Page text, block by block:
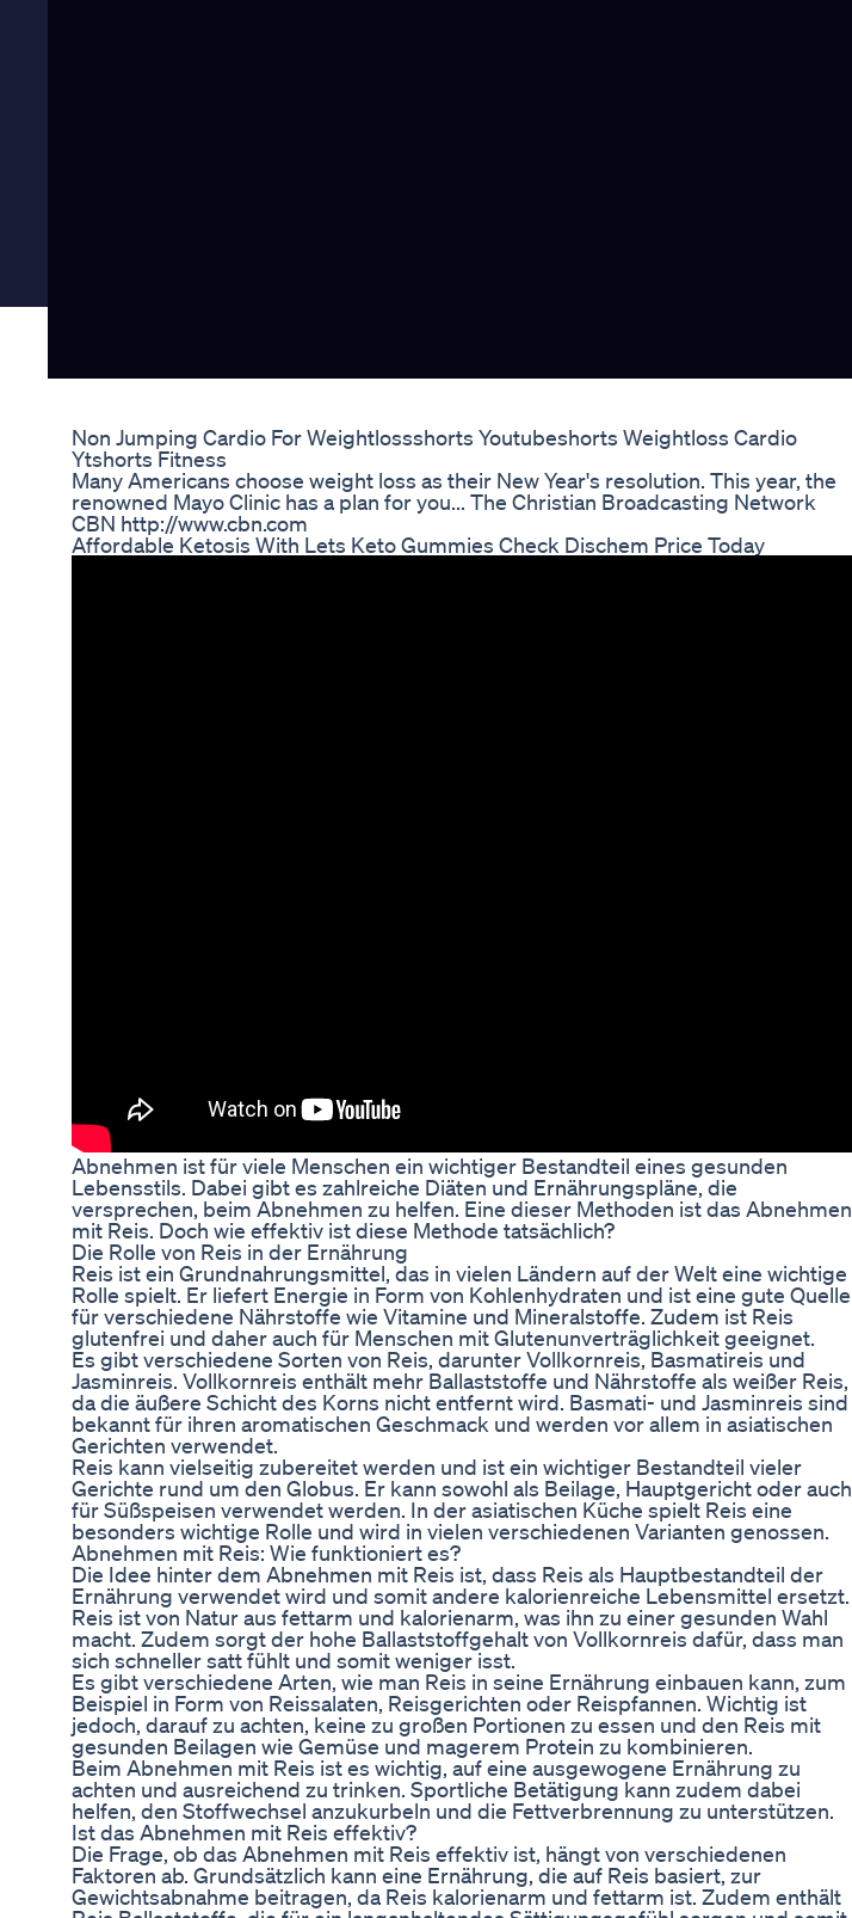
Non Jumping Cardio For Weightlossshorts Youtubeshorts Weightloss Cardio
Ytshorts Fitness
Many Americans choose weight loss as their New Year's resolution. This year, the
renowned Mayo Clinic has a plan for you... The Christian Broadcasting Network
CBN http://www.cbn.com
Affordable Ketosis With Lets Keto Gummies Check Dischem Price Today
Abnehmen ist für viele Menschen ein wichtiger Bestandteil eines gesunden
Lebensstils. Dabei gibt es zahlreiche Diäten und Ernährungspläne, die
versprechen, beim Abnehmen zu helfen. Eine dieser Methoden ist das Abnehmen
mit Reis. Doch wie effektiv ist diese Methode tatsächlich?
Die Rolle von Reis in der Ernährung
Reis ist ein Grundnahrungsmittel, das in vielen Ländern auf der Welt eine wichtige
Rolle spielt. Er liefert Energie in Form von Kohlenhydraten und ist eine gute Quelle
für verschiedene Nährstoffe wie Vitamine und Mineralstoffe. Zudem ist Reis
glutenfrei und daher auch für Menschen mit Glutenunverträglichkeit geeignet.
Es gibt verschiedene Sorten von Reis, darunter Vollkornreis, Basmatireis und
Jasminreis. Vollkornreis enthält mehr Ballaststoffe und Nährstoffe als weißer Reis,
da die äußere Schicht des Korns nicht entfernt wird. Basmati- und Jasminreis sind
bekannt für ihren aromatischen Geschmack und werden vor allem in asiatischen
Gerichten verwendet.
Reis kann vielseitig zubereitet werden und ist ein wichtiger Bestandteil vieler
Gerichte rund um den Globus. Er kann sowohl als Beilage, Hauptgericht oder auch
für Süßspeisen verwendet werden. In der asiatischen Küche spielt Reis eine
besonders wichtige Rolle und wird in vielen verschiedenen Varianten genossen.
Abnehmen mit Reis: Wie funktioniert es?
Die Idee hinter dem Abnehmen mit Reis ist, dass Reis als Hauptbestandteil der
Ernährung verwendet wird und somit andere kalorienreiche Lebensmittel ersetzt.
Reis ist von Natur aus fettarm und kalorienarm, was ihn zu einer gesunden Wahl
macht. Zudem sorgt der hohe Ballaststoffgehalt von Vollkornreis dafür, dass man
sich schneller satt fühlt und somit weniger isst.
Es gibt verschiedene Arten, wie man Reis in seine Ernährung einbauen kann, zum
Beispiel in Form von Reissalaten, Reisgerichten oder Reispfannen. Wichtig ist
jedoch, darauf zu achten, keine zu großen Portionen zu essen und den Reis mit
gesunden Beilagen wie Gemüse und magerem Protein zu kombinieren.
Beim Abnehmen mit Reis ist es wichtig, auf eine ausgewogene Ernährung zu
achten und ausreichend zu trinken. Sportliche Betätigung kann zudem dabei
helfen, den Stoffwechsel anzukurbeln und die Fettverbrennung zu unterstützen.
Ist das Abnehmen mit Reis effektiv?
Die Frage, ob das Abnehmen mit Reis effektiv ist, hängt von verschiedenen
Faktoren ab. Grundsätzlich kann eine Ernährung, die auf Reis basiert, zur
Gewichtsabnahme beitragen, da Reis kalorienarm und fettarm ist. Zudem enthält